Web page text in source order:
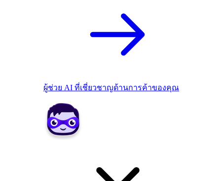
ผู้ช่วย AI ที่เชี่ยวชาญด้านการค้าของคุณ